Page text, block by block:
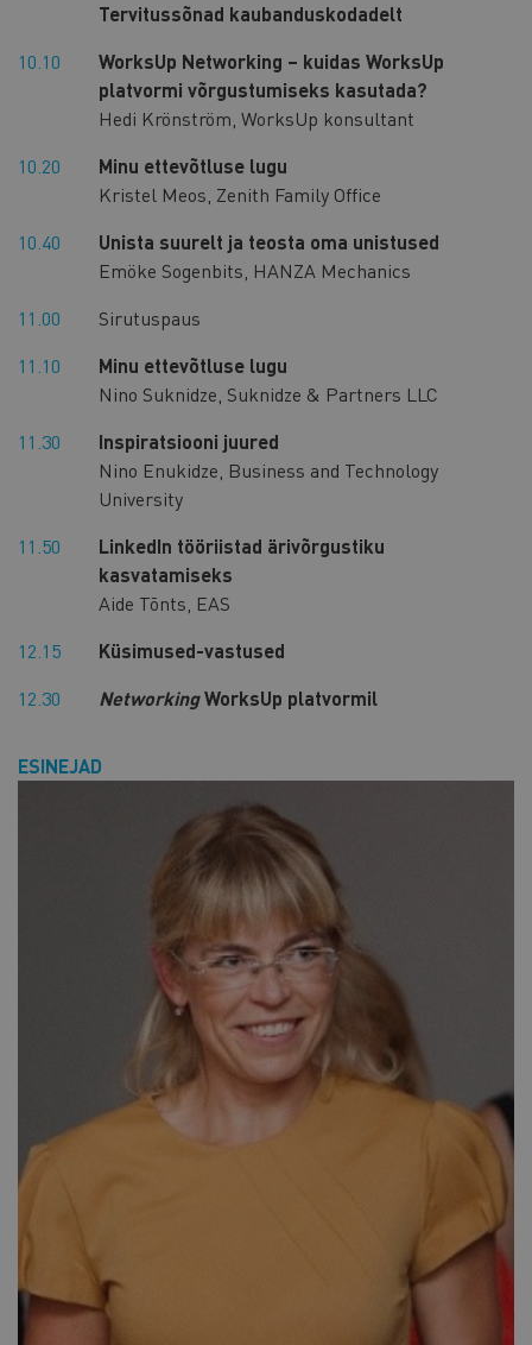
Tervitussõnad kaubanduskodadelt
10.10
WorksUp Networking – kuidas WorksUp
platvormi võrgustumiseks kasutada?
Hedi Krönström, WorksUp konsultant
10.20
Minu ettevõtluse lugu
Kristel Meos, Zenith Family Office
10.40
Unista suurelt ja teosta oma unistused
Emöke Sogenbits, HANZA Mechanics
11.00
Sirutuspaus
11.10
Minu ettevõtluse lugu
Nino Suknidze, Suknidze & Partners LLC
11.30
Inspiratsiooni juured
Nino Enukidze, Business and Technology
University
11.50
LinkedIn tööriistad ärivõrgustiku
kasvatamiseks
Aide Tõnts, EAS
12.15
Küsimused-vastused
12.30
NetworkingWorksUp platvormil
ESINEJAD